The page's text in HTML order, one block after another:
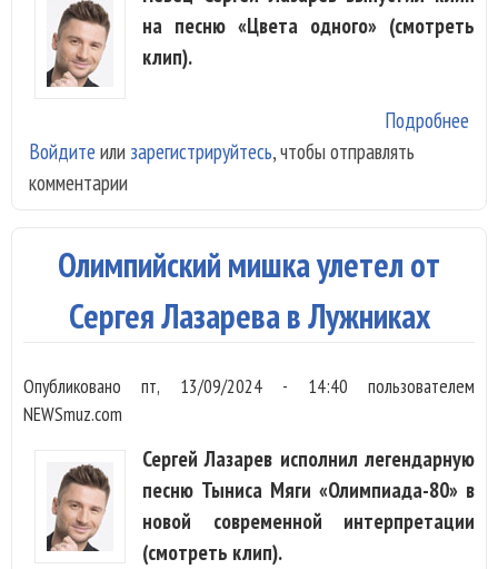
на песню «Цвета одного» (смотреть
клип).
Подробнее
Войдите или зарегистрируйтесь, чтобы отправлять
комментарии
Олимпийский мишка улетел от
Сергея Лазарева в Лужниках
Опубликованопт, 13/09/2024 - 14:40 пользователем
NEWSmuz.com
Сергей Лазарев исполнил легендарную
песню Тыниса Мяги «Олимпиада-80» в
новой современной интерпретации
(смотреть клип).